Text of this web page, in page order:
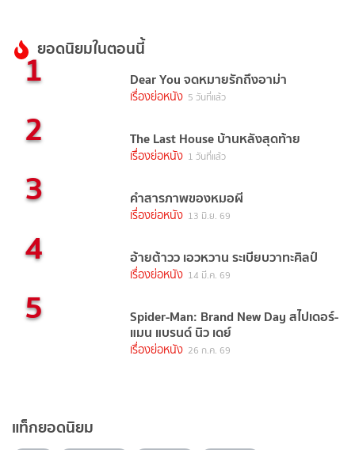
ยอดนิยมในตอนนี้
1 Dear You จดหมายรักถึงอาม่า
เรื่องย่อหนัง 5 วันที่แล้ว
2 The Last House บ้านหลังสุดท้าย
เรื่องย่อหนัง 1 วันที่แล้ว
3 คำสารภาพของหมอผี
เรื่องย่อหนัง 13 มิ.ย. 69
4 อ้ายต้าวว เอวหวาน ระเบียบวาทะศิลป์
เรื่องย่อหนัง 14 มี.ค. 69
5 Spider-Man: Brand New Day สไปเดอร์-
แมน แบรนด์ นิว เดย์
เรื่องย่อหนัง 26 ก.ค. 69
แท็กยอดนิยม